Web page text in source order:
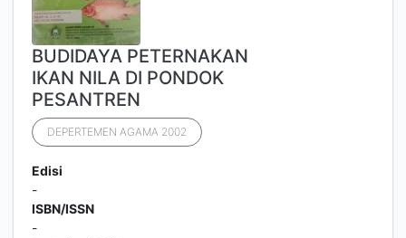
BUDIDAYA PETERNAKAN
IKAN NILA DI PONDOK
PESANTREN
DEPERTEMEN AGAMA 2002
Edisi
-
ISBN/ISSN
-